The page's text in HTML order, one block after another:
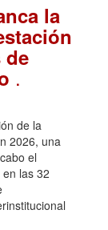
la
de
.
de la
2026, una
el
las 32